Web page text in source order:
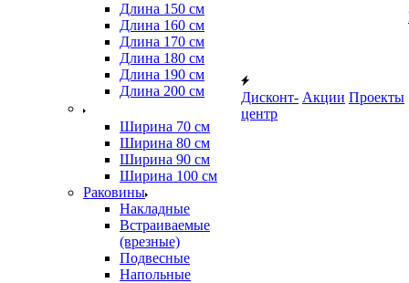
Длина 150 см
Длина 160 см
Длина 170 см
Длина 180 см
Длина 190 см
Длина 200 см
Ширина 70 см
Ширина 80 см
Ширина 90 см
Ширина 100 см
Раковины
Накладные
Встраиваемые
(врезные)
Подвесные
Напольные
Дисконт-
центр
Акции Проекты